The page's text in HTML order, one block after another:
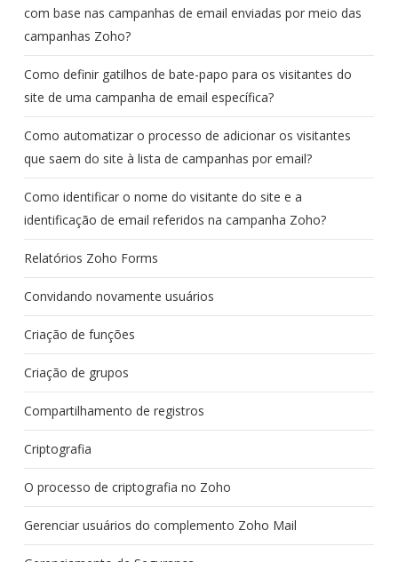
com base nas campanhas de email enviadas por meio das
campanhas Zoho?
Como definir gatilhos de bate-papo para os visitantes do
site de uma campanha de email específica?
Como automatizar o processo de adicionar os visitantes
que saem do site à lista de campanhas por email?
Como identificar o nome do visitante do site e a
identificação de email referidos na campanha Zoho?
Relatórios Zoho Forms
Convidando novamente usuários
Criação de funções
Criação de grupos
Compartilhamento de registros
Criptografia
O processo de criptografia no Zoho
Gerenciar usuários do complemento Zoho Mail